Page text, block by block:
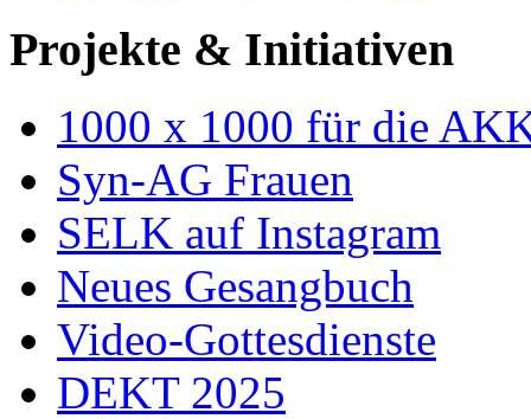
Projekte & Initiativen
1000 x 1000 für die
Syn-AG Frauen
SELK auf Instagram
Neues Gesangbuch
Video-Gottesdienste
DEKT 2025